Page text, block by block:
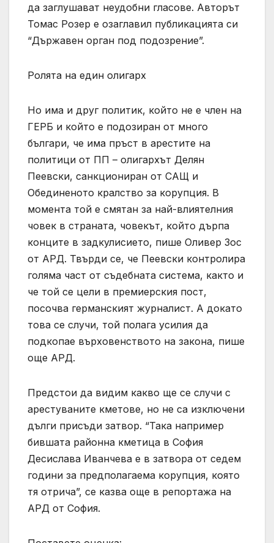
да заглушават неудобни гласове. Авторът
Томас Розер е озаглавил публикацията си
“Държавен орган под подозрение”.
Ролята на един олигарх
Но има и друг политик, който не е член на
ГЕРБ и който е подозиран от много
българи, че има пръст в арестите на
политици от ПП – олигархът Делян
Пеевски, санкциониран от САЩ и
Обединеното кралство за корупция. В
момента той е смятан за най-влиятелния
човек в страната, човекът, който дърпа
конците в задкулисието, пише Оливер Зос
от АРД. Твърди се, че Пеевски контролира
голяма част от съдебната система, както и
че той се цели в премиерския пост,
посочва германският журналист. А докато
това се случи, той полага усилия да
подкопае върховенството на закона, пише
още АРД.
Предстои да видим какво ще се случи с
арестуваните кметове, но не са изключени
дълги присъди затвор. “Така например
бившата районна кметица в София
Десислава Иванчева е в затвора от седем
години за предполагаема корупция, която
тя отрича”, се казва още в репортажа на
АРД от София.